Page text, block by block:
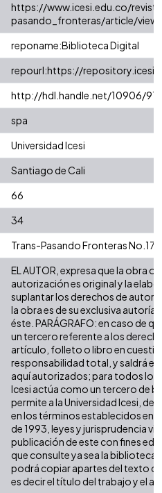
https://www.icesi.edu.co/
pasando_fronteras/article/
reponame:Biblioteca Digital
repourl:https://
http://hdl.handle.net/10906/
spa
Universidad Icesi
Santiago de Cali
66
34
Trans-Pasando Fronteras No.17
EL AUTOR, expresa que la obra
autorización es original y la
suplantar los derechos de autor
la obra es de su exclusiva
éste. PARÁGRAFO: en caso de
un tercero referente a los
artículo, folleto o libro en
responsabilidad total, y saldrá
aquí autorizados; para todos los
Icesi actúa como un tercero de
permite a la Universidad Icesi, de
en los términos establecidos en
de 1993, leyes y jurisprudencia
publicación de este con fines
que consulte ya sea la
podrá copiar apartes del texto
es decir el título del trabajo y el